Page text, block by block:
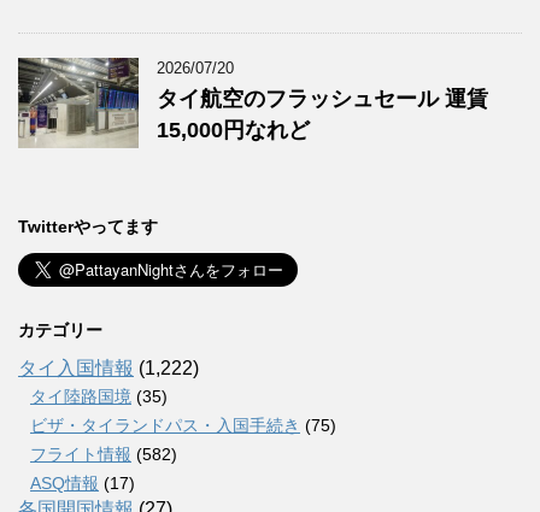
2026/07/20
タイ航空のフラッシュセール 運賃
15,000円なれど
Twitterやってます
カテゴリー
タイ入国情報 (1,222)
タイ陸路国境 (35)
ビザ・タイランドパス・入国手続き (75)
フライト情報 (582)
ASQ情報 (17)